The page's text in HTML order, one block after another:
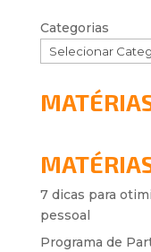
Categorias
7 dicas para
pessoal
Programa de